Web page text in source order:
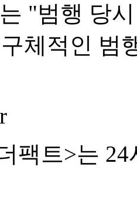
"범행 당
체적인 범
팩트>는